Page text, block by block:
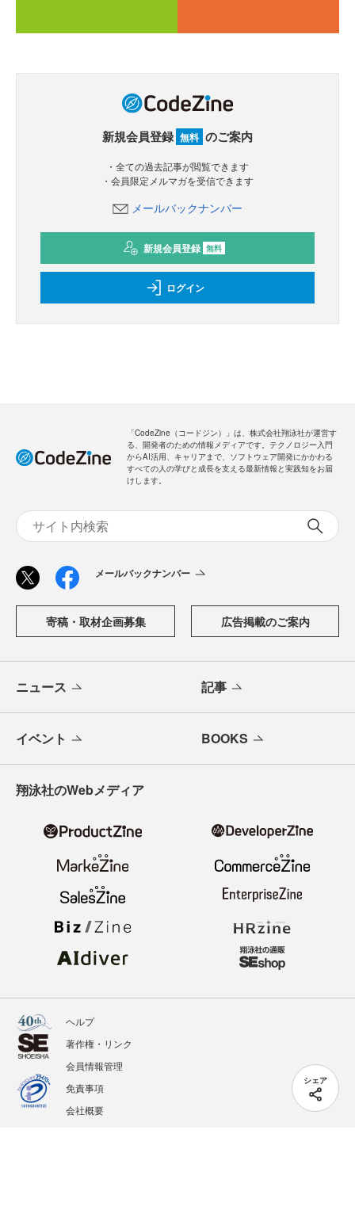
シェア
新規会員登録 無料 のご案内
・全ての過去記事が閲覧できます
・会員限定メルマガを受信できます
メールバックナンバー
新規会員登録 無料
ログイン
「CodeZine（コードジン）」は、株式会社翔泳社が運営す
る、開発者のための情報メディアです。テクノロジー入門
からAI活用、キャリアまで、ソフトウェア開発にかかわる
すべての人の学びと成長を支える最新情報と実践知をお届
けします。
メールバックナンバー
寄稿・取材企画募集 広告掲載のご案内
ニュース 記事
イベント BOOKS
翔泳社のWebメディア
ヘルプ
著作権・リンク
会員情報管理
免責事項
会社概要